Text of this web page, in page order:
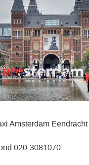
Amsterdam Eendracht
020-3081070